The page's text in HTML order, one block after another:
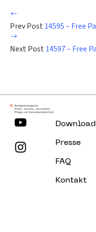
Prev Post 14595 – Free
Next Post 14597 – Free
Presse
FAQ
Kontakt